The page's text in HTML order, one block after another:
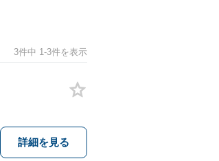
3件中 1-3件を表示
詳細を見る